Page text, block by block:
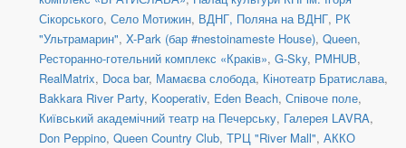
Сікорського, Село Мотижин, ВДНГ, Поляна на ВДНГ, РК
"Ультрамарин", X-Park (бар #nestoinameste House), Queen,
Ресторанно-готельний комплекс «Краків», G-Sky, PMHUB,
RealMatrix, Doca bar, Мамаєва слобода, Кінотеатр Братислава,
Bakkara River Party, Kooperativ, Eden Beach, Співоче поле,
Київський академічний театр на Печерську, Галерея LAVRA,
Don Peppino, Queen Country Club, ТРЦ "River Mall", АККО